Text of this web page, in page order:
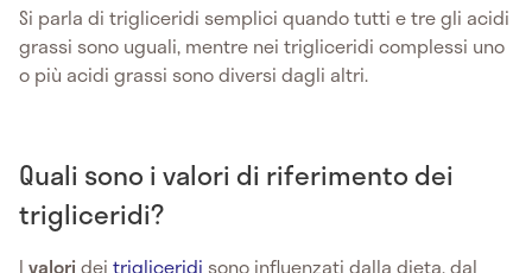
Si parla di trigliceridi semplici quando tutti e tre gli acidi
grassi sono uguali, mentre nei trigliceridi complessi uno
o più acidi grassi sono diversi dagli altri.
Quali sono i valori di riferimento dei
trigliceridi?
I valoridei trigliceridi sono influenzati dalla dieta, dal